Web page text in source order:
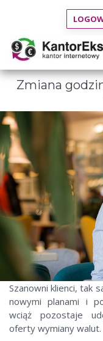
Zmiana
Szanowni klienci, tak
nowymi planami i
wciąż pozostaje
oferty wymiany walut.